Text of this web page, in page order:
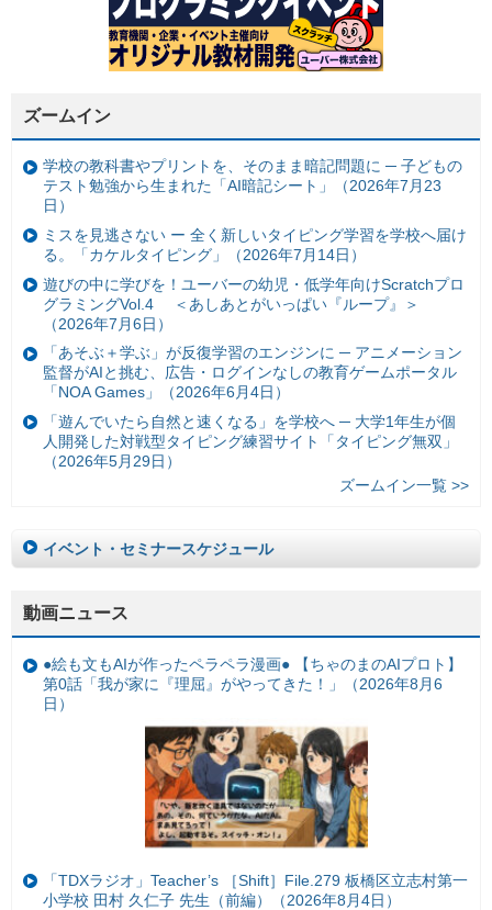
ズームイン
学校の教科書やプリントを、そのまま暗記問題に ─ 子どもの
テスト勉強から生まれた「AI暗記シート」（2026年7月23
日）
ミスを見逃さない ー 全く新しいタイピング学習を学校へ届け
る。「カケルタイピング」（2026年7月14日）
遊びの中に学びを！ユーバーの幼児・低学年向けScratchプロ
グラミングVol.4 ＜あしあとがいっぱい『ループ』＞
（2026年7月6日）
「あそぶ＋学ぶ」が反復学習のエンジンに ─ アニメーション
監督がAIと挑む、広告・ログインなしの教育ゲームポータル
「NOA Games」（2026年6月4日）
「遊んでいたら自然と速くなる」を学校へ ─ 大学1年生が個
人開発した対戦型タイピング練習サイト「タイピング無双」
（2026年5月29日）
ズームイン一覧 >>
イベント・セミナースケジュール
動画ニュース
●絵も文もAIが作ったペラペラ漫画● 【ちゃのまのAIプロト】
第0話「我が家に『理屈』がやってきた！」（2026年8月6
日）
「TDXラジオ」Teacher’s ［Shift］File.279 板橋区立志村第一
小学校 田村 久仁子 先生（前編）（2026年8月4日）